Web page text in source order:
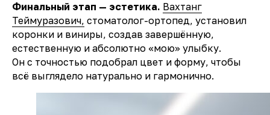
Финальный этап — эстетика. Вахтанг
Теймуразович, стоматолог-ортопед, установил
коронки и виниры, создав завершённую,
естественную и абсолютно «мою» улыбку.
Он с точностью подобрал цвет и форму, чтобы
всё выглядело натурально и гармонично.